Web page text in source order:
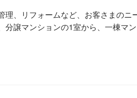
、リフォームなど、お客さまの
譲マンションの1室から、一棟マ